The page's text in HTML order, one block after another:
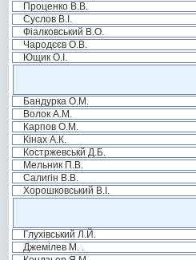
Проценко В.В.
Суслов В.І.
Фіалковський В.О.
Чародєєв О.В.
Ющик О.І.
Бандурка О.М.
Волок А.М.
Карпов О.М.
Кінах А.К.
Костржевськй Д.Б.
Мельник П.В.
Салигін В.В.
Хорошковський В.І.
Глухівський Л.Й.
Джемілев М. .